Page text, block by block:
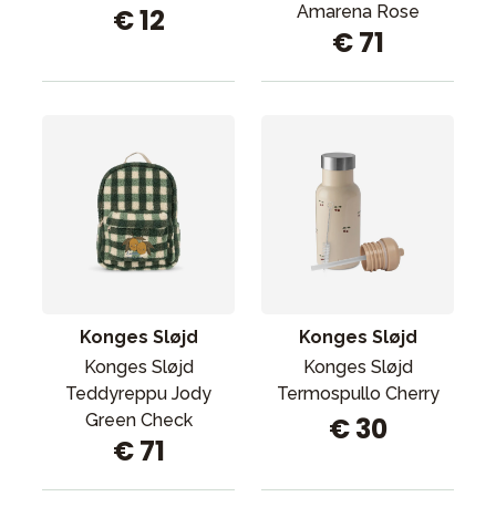
€ 12
Amarena Rose
€ 71
Konges Sløjd
Konges Sløjd
Teddyreppu Jody
Green Check
€ 71
Konges Sløjd
Konges Sløjd
Termospullo Cherry
€ 30